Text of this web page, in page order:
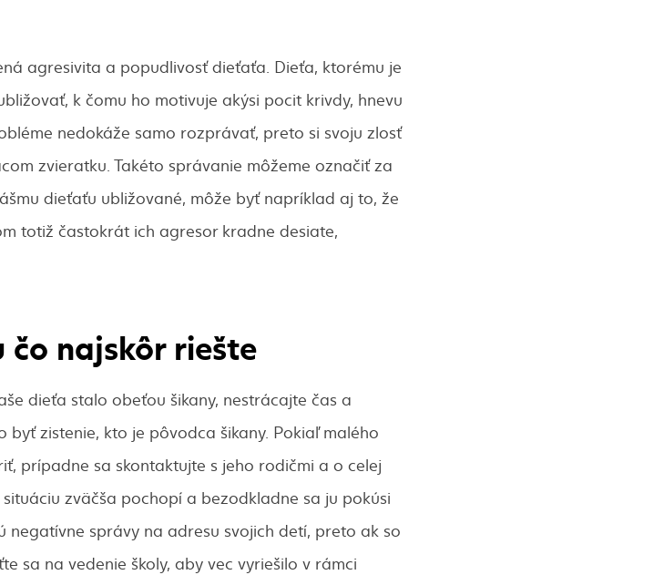
agresivita a popudlivosť dieťaťa. Dieťa, ktorému je
k čomu ho motivuje akýsi pocit krivdy, hnevu
nedokáže samo rozprávať, preto si svoju zlosť
zvieratku. Takéto správanie môžeme označiť za
dieťaťu ubližované, môže byť napríklad aj to, že
totiž častokrát ich agresor kradne desiate,
najskôr riešte
dieťa stalo obeťou šikany, nestrácajte čas a
zistenie, kto je pôvodca šikany. Pokiaľ malého
prípadne sa skontaktujte s jeho rodičmi a o celej
zväčša pochopí a bezodkladne sa ju pokúsi
správy na adresu svojich detí, preto ak so
sa na vedenie školy, aby vec vyriešilo v rámci